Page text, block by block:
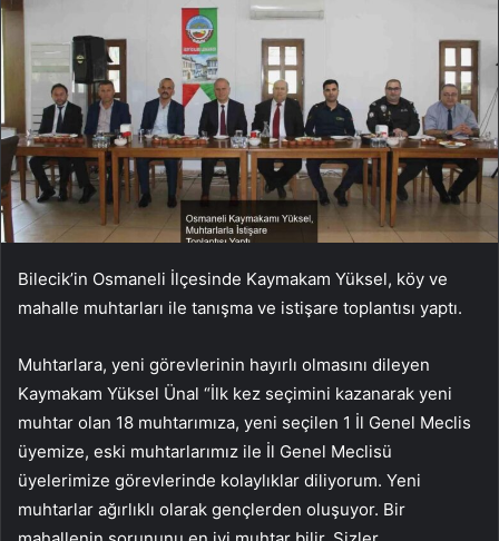
Bilecik’in Osmaneli İlçesinde Kaymakam Yüksel, köy ve
mahalle muhtarları ile tanışma ve istişare toplantısı yaptı.
Muhtarlara, yeni görevlerinin hayırlı olmasını dileyen
Kaymakam Yüksel Ünal “İlk kez seçimini kazanarak yeni
muhtar olan 18 muhtarımıza, yeni seçilen 1 İl Genel Meclis
üyemize, eski muhtarlarımız ile İl Genel Meclisü
üyelerimize görevlerinde kolaylıklar diliyorum. Yeni
muhtarlar ağırlıklı olarak gençlerden oluşuyor. Bir